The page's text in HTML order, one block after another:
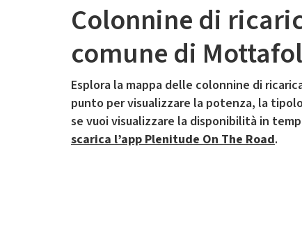
Colonnine di
comune di
Esplora la mappa delle colonnine di
punto per visualizzare la potenza, la
se vuoi visualizzare la disponibilità in
scarica l’app Plenitude On The Road.